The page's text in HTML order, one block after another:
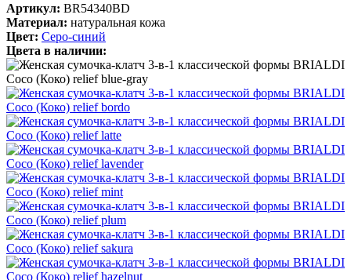
Артикул: BR54340BD
Материал: натуральная кожа
Цвет: Серо-синий
Цвета в наличии: